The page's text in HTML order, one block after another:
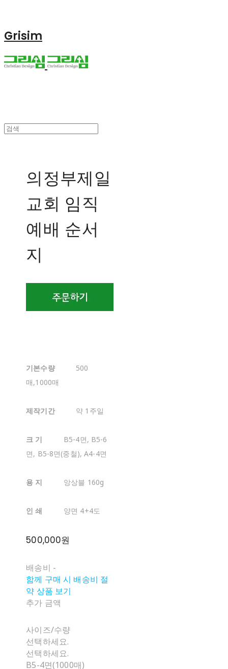
Grisim
의정부제일
교회 임직
예배 순서
지
기본수량
500
매,1000매
제작기간 약 1주일
크 기
B5-4면, B5-6
면, B5-8면(중철), A4-4면
용 지 앙상블 160g
인 쇄 양면 4+4도
500,000원
배송비 -
함께 구매 시 배송비 절
약 상품 보기
추가 금액
사이즈/수량
선택하세요.
선택하세요.
B5-4면(1000매)